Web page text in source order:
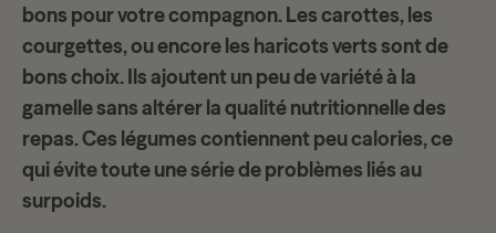
bons pour votre compagnon. Les carottes, les
courgettes, ou encore les haricots vertssont de
bons choix. Ils ajoutent un peu de variété à la
gamelle sans altérer la qualité nutritionnelle des
repas. Ces légumes contiennent peu calories, ce
qui évite toute une série de problèmes liés au
surpoids.